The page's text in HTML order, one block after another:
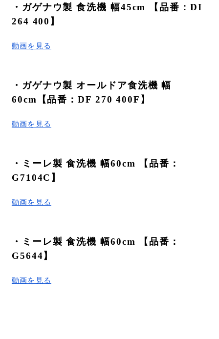
・ガゲナウ製 食洗機 幅45cm 【品番：DI
264 400】
動画を見る
・ガゲナウ製 オールドア食洗機 幅
60cm【品番：DF 270 400F】
動画を見る
・ミーレ製 食洗機 幅60cm 【品番：
G7104C】
動画を見る
・ミーレ製 食洗機 幅60cm 【品番：
G5644】
動画を見る